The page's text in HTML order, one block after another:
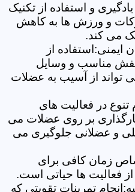
و استفاده از تکنیک
و ورزش ها به کاهش
می کند.
ایمنی:استفاده از
کفش مناسب و وسایل
تواند از آسیب به عضلات
تنوع در فعالیت های
بر روی عضلات می
و عضلانی جلوگیری می
زمان کافی برای
از فعالیت ها حیاتی است.
تمرینات تقویتی که